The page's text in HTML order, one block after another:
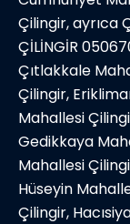
Çilingir, ayrıca
ÇİLİNGİR
Çıtlakkale
Çilingir,
Mahallesi
Gedikkaya
Mahallesi
Hüseyin
Çilingir,